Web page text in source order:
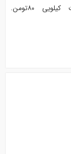
تولید نایلکس همه سایز موجود به ضمانت کیلویی ۸۰تومن.